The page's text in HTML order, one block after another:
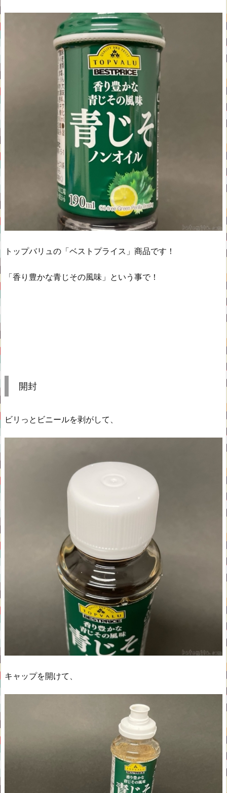
トップバリュの「ベストプライス」商品です！
「香り豊かな青じその風味」という事で！
開封
ビリっとビニールを剥がして、
キャップを開けて、